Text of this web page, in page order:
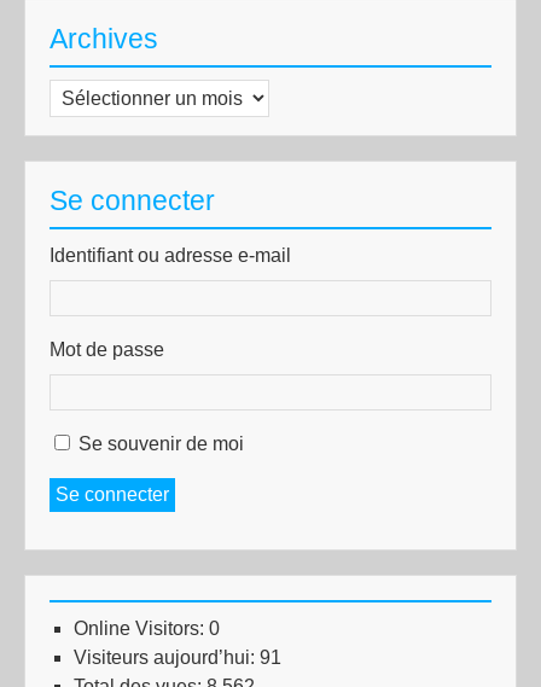
Archives
Archives
Se connecter
Identifiant ou adresse e-mail
Mot de passe
Se souvenir de moi
Se connecter
Online Visitors: 0
Visiteurs aujourd’hui: 91